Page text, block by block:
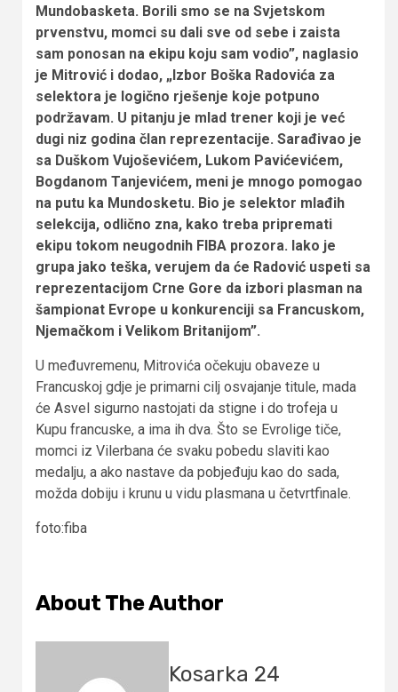
Mundobasketa. Borili smo se na Svjetskom
prvenstvu, momci su dali sve od sebe i zaista
sam ponosan na ekipu koju sam vodio”, naglasio
je Mitrović i dodao, „Izbor Boška Radovića za
selektora je logično rješenje koje potpuno
podržavam. U pitanju je mlad trener koji je već
dugi niz godina član reprezentacije. Sarađivao je
sa Duškom Vujoševićem, Lukom Pavićevićem,
Bogdanom Tanjevićem, meni je mnogo pomogao
na putu ka Mundosketu. Bio je selektor mlađih
selekcija, odlično zna, kako treba pripremati
ekipu tokom neugodnih FIBA prozora. Iako je
grupa jako teška, verujem da će Radović uspeti sa
reprezentacijom Crne Gore da izbori plasman na
šampionat Evrope u konkurenciji sa Francuskom,
Njemačkom i Velikom Britanijom”.
U međuvremenu, Mitrovića očekuju obaveze u
Francuskoj gdje je primarni cilj osvajanje titule, mada
će Asvel sigurno nastojati da stigne i do trofeja u
Kupu francuske, a ima ih dva. Što se Evrolige tiče,
momci iz Vilerbana će svaku pobedu slaviti kao
medalju, a ako nastave da pobjeđuju kao do sada,
možda dobiju i krunu u vidu plasmana u četvrtfinale.
foto:fiba
About The Author
Kosarka 24